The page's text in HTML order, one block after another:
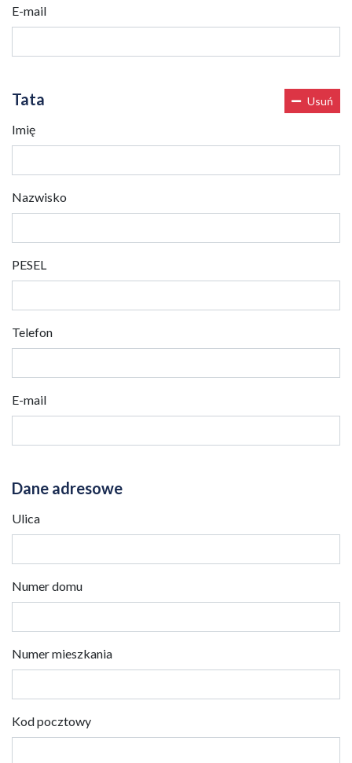
E-mail
Tata Usuń
Imię
Nazwisko
PESEL
Telefon
E-mail
Dane adresowe
Ulica
Numer domu
Numer mieszkania
Kod pocztowy